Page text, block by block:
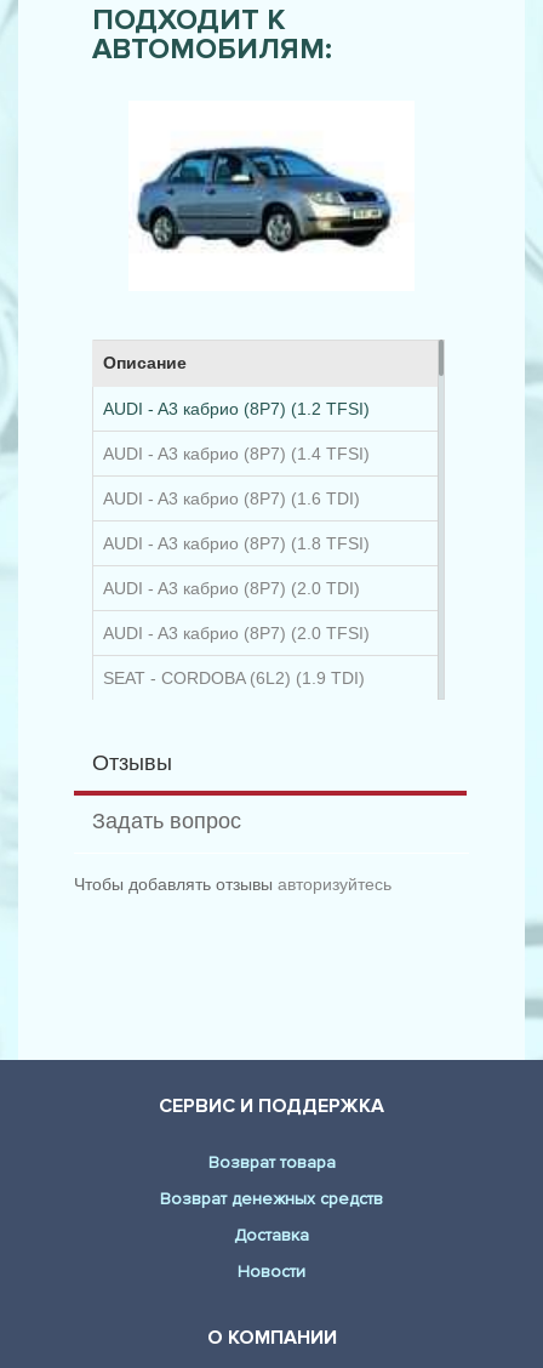
ПОДХОДИТ К
АВТОМОБИЛЯМ:
Описание
AUDI - A3 кабрио (8P7) (1.2 TFSI)
AUDI - A3 кабрио (8P7) (1.4 TFSI)
AUDI - A3 кабрио (8P7) (1.6 TDI)
AUDI - A3 кабрио (8P7) (1.8 TFSI)
AUDI - A3 кабрио (8P7) (2.0 TDI)
AUDI - A3 кабрио (8P7) (2.0 TFSI)
SEAT - CORDOBA (6L2) (1.9 TDI)
SKODA - FABIA (6Y2) (1.9 TDI)
SKODA - FABIA (6Y2) (2.0)
AUDI - A1 (8X1) (1.4 TFSI)
AUDI - A1 (8X1) (1.6 TDI)
Отзывы
Задать вопрос
Чтобы добавлять отзывы авторизуйтесь
СЕРВИС И ПОДДЕРЖКА
Возврат товара
Возврат денежных средств
Доставка
Новости
О КОМПАНИИ